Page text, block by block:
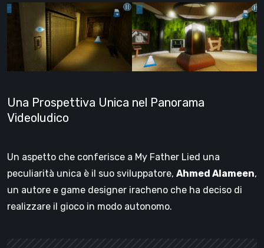
Una Prospettiva Unica nel Panorama
Videoludico
Un aspetto che conferisce a My Father Lied una
peculiarità unica è il suo sviluppatore, Ahmed Alameen,
un autore e game designer iracheno che ha deciso di
realizzare il gioco in modo autonomo.